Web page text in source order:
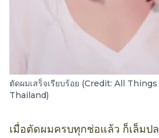
ตัดผมเสร็จเรียบร้อย (Credit: All
Thailand)
เมื่อตัดผมครบทุกช่อแล้ว ก็เล็มป